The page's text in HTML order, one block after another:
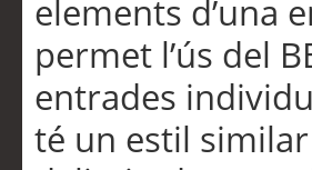
elements d’una
permet l’ús del
entrades
té un estil